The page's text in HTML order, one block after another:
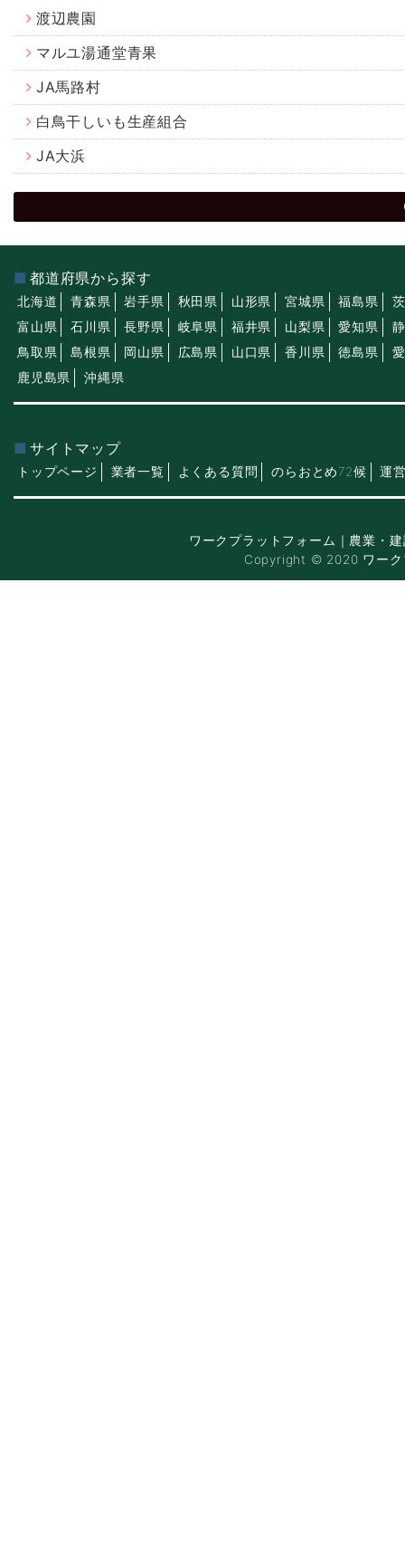
渡辺農園
マルユ湯通堂青果
JA馬路村
白鳥干しいも生産組合
JA大浜
都道府県から探す
北海道 青森県 岩手県 秋田県 山形県 宮城県 福島県
富山県
石川県 長野県 岐阜県 福井県 山梨県 愛知県
鳥取県
島根県 岡山県 広島県 山口県 香川県 徳島県
鹿児島県
沖縄県
サイトマップ
トップページ 業者一覧 よくある質問 のらおとめ72候 運
ワークプラットフォーム｜農業・
Copyright © 2020 ワーク